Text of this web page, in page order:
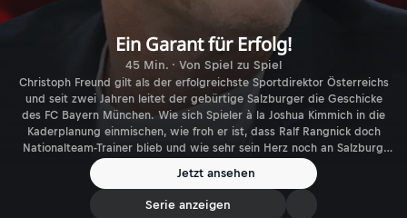
Ein Garant für Erfolg!
45 Min. · Von Spiel zu Spiel
Christoph Freund gilt als der erfolgreichste Sportdirektor Österreichs
und seit zwei Jahren leitet der gebürtige Salzburger die Geschicke
des FC Bayern München. Wie sich Spieler à la Joshua Kimmich in die
Kaderplanung einmischen, wie froh er ist, dass Ralf Rangnick doch
Nationalteam-Trainer blieb und wie sehr sein Herz noch an Salzburg
hängt, beantwortet der 48-Jährige im Gespräch mit Florian klein.
Einfach sympathisch, geerdet, direkt. Ein Garant für Erfolg!
Jetzt ansehen
Serie anzeigen